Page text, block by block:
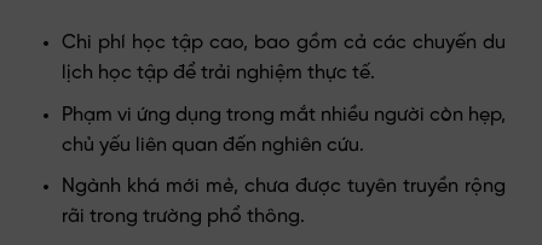
Chi phí học tập cao, bao gồm cả các chuyến du
lịch học tập để trải nghiệm thực tế.
Phạm vi ứng dụng trong mắt nhiều người còn hẹp,
chủ yếu liên quan đến nghiên cứu.
Ngành khá mới mẻ, chưa được tuyên truyền rộng
rãi trong trường phổ thông.